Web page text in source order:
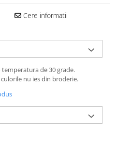
Cere informatii
temperatura de 30 grade.
nu ies din broderie.